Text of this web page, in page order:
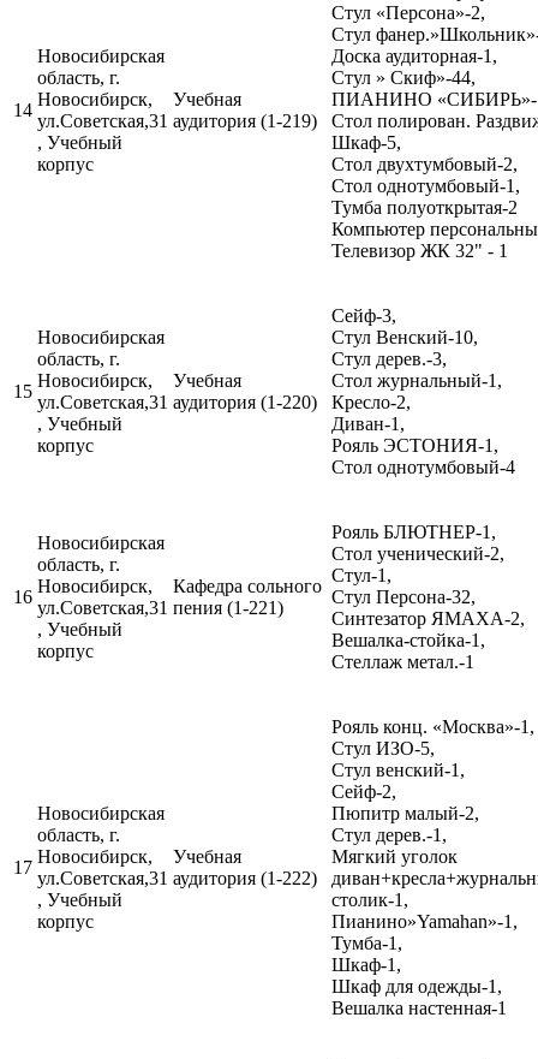
14
Новосибирская
область, г.
Новосибирск,
ул.Советская,31
, Учебный
корпус
Учебная
аудитория (1-219)
Стул «Персона»-2,
Стул
Доска аудиторная-1,
Стул » Скиф»-44,
ПИАНИНО «СИБИРЬ»-
Стол полирован.
Шкаф-5,
Стол двухтумбовый-2,
Стол однотумбовый-1,
Тумба полуоткрытая-2
Компьютер
Телевизор ЖК 32" - 1
15
Новосибирская
область, г.
Новосибирск,
ул.Советская,31
, Учебный
корпус
Учебная
аудитория (1-220)
Сейф-3,
Стул Венский-10,
Стул дерев.-3,
Стол журнальный-1,
Кресло-2,
Диван-1,
Рояль ЭСТОНИЯ-1,
Стол однотумбовый-4
16
Новосибирская
область, г.
Новосибирск,
ул.Советская,31
, Учебный
корпус
Кафедра сольного
пения (1-221)
Рояль БЛЮТНЕР-1,
Стол ученический-2,
Стул-1,
Стул Персона-32,
Синтезатор ЯМАХА-2,
Вешалка-стойка-1,
Стеллаж метал.-1
17
Новосибирская
область, г.
Новосибирск,
ул.Советская,31
, Учебный
корпус
Учебная
аудитория (1-222)
Рояль конц. «Москва»-1,
Стул ИЗО-5,
Стул венский-1,
Сейф-2,
Пюпитр малый-2,
Стул дерев.-1,
Мягкий уголок
столик-1,
Пианино»Yamahan»-1,
Тумба-1,
Шкаф-1,
Шкаф для одежды-1,
Вешалка настенная-1